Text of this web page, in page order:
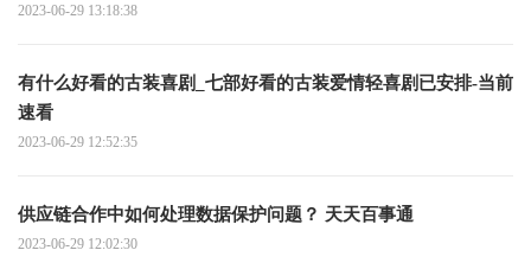
2023-06-29 13:18:38
有什么好看的古装喜剧_七部好看的古装爱情轻喜剧已安排-当前
速看
2023-06-29 12:52:35
供应链合作中如何处理数据保护问题？ 天天百事通
2023-06-29 12:02:30